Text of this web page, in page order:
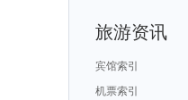
旅游资讯
宾馆索引
机票索引